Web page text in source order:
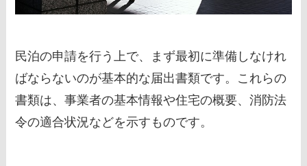
民泊の申請を行う上で、まず最初に準備しなけれ
ばならないのが基本的な届出書類です。これらの
書類は、事業者の基本情報や住宅の概要、消防法
令の適合状況などを示すものです。